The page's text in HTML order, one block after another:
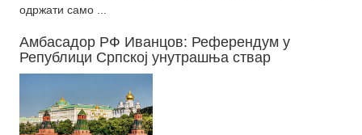
одржати само ...
Амбасадор РФ Иванцов: Референдум у
Републици Српској унутрашња ствар